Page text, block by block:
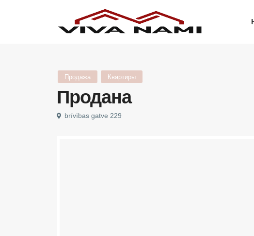
Продажа Квартиры
Продана
brīvības gatve 229